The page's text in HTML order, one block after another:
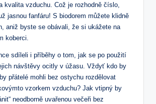
kvalita vzduchu. Což je rozhodně číslo,
jasnou fanfáru! S biodorem můžete klidně
aniž byste se obávali, že si ukážete na
koberci.
sdíleli i příběhy o tom, jak se po použití
návštěvy ocitly v úžasu. Vždyť kdo by
přátelé mohli bez ostychu rozdělovat
vzorkem vzduchu? Jak vtipný by
neodborně uvařenou večeři bez